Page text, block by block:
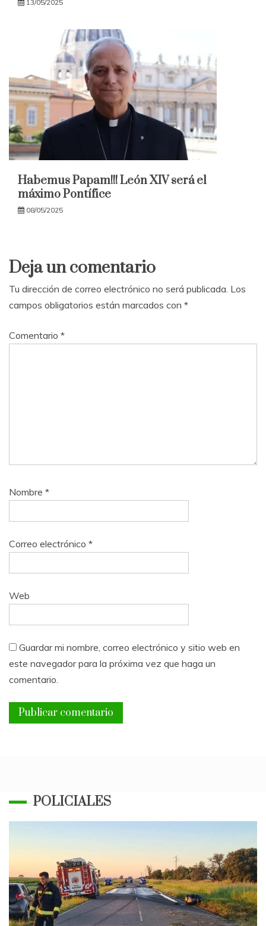
13/05/2025
Habemus Papam!!! León XIV será el
máximo Pontífice
08/05/2025
Deja un comentario
Tu dirección de correo electrónico no será publicada. Los
campos obligatorios están marcados con *
Comentario *
Nombre *
Correo electrónico *
Web
Guardar mi nombre, correo electrónico y sitio web en
este navegador para la próxima vez que haga un
comentario.
POLICIALES